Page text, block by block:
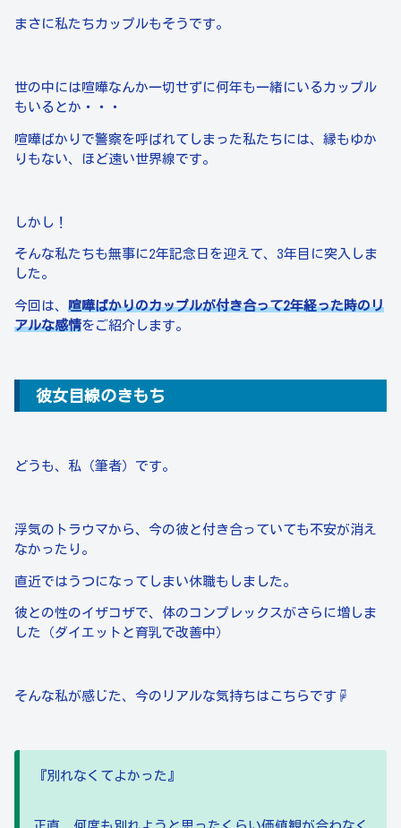
まさに私たちカップルもそうです。
世の中には喧嘩なんか一切せずに何年も一緒にいるカップル
もいるとか・・・
喧嘩ばかりで警察を呼ばれてしまった私たちには、縁もゆか
りもない、ほど遠い世界線です。
しかし！
そんな私たちも無事に2年記念日を迎えて、3年目に突入しま
した。
今回は、 喧嘩ばかりのカップルが付き合って2年経った時のリ
アルな感情をご紹介します。
彼女目線のきもち
どうも、私（筆者）です。
浮気のトラウマから、今の彼と付き合っていても不安が消え
なかったり。
直近ではうつになってしまい休職もしました。
彼との性のイザコザで、体のコンプレックスがさらに増しま
した（ダイエットと育乳で改善中）
そんな私が感じた、今のリアルな気持ちはこちらです☟
『別れなくてよかった』